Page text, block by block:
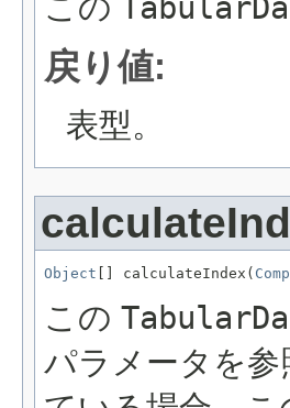
この
戻り値:
表型。
Object [] calculateIndex(
この
パラメータを